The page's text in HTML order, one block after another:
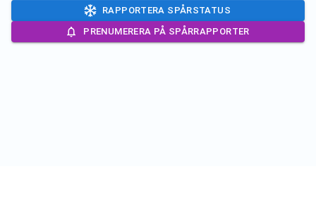
RAPPORTERA SPÅRSTATUS
PRENUMERERA PÅ SPÅRRAPPORTER